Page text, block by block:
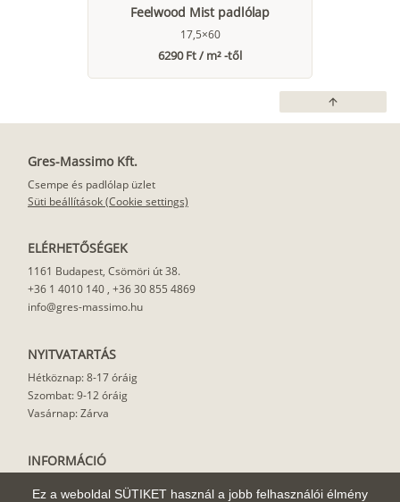
Ez a weboldal SÜTIKET használ a jobb felhasználói élmény
Feelwood Mist padlólap
17,5×60
6290 Ft / m² -től
arrow_upward
Gres-Massimo Kft.
Csempe és padlólap üzlet
Süti beállítások (Cookie settings)
ELÉRHETŐSÉGEK
1161 Budapest, Csömöri út 38.
+36 1 4010 140 , +36 30 855 4869
info@gres-massimo.hu
NYITVATARTÁS
Hétköznap: 8-17 óráig
Szombat: 9-12 óráig
Vasárnap: Zárva
INFORMÁCIÓ